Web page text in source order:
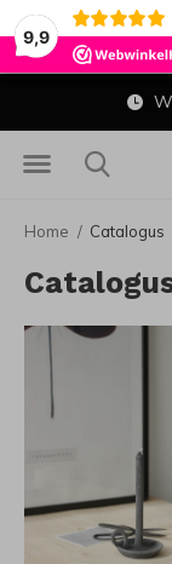
9,9
Home Catalogus